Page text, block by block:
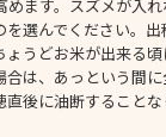
めます。スズメが入
を選んでください。
ょうどお米が出来る
合は、あっという間
直後に油断すること